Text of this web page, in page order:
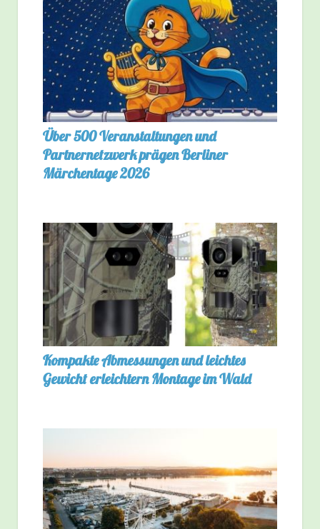
Über 500 Veranstaltungen und
Partnernetzwerk prägen Berliner
Märchentage 2026
Kompakte Abmessungen und leichtes
Gewicht erleichtern Montage im Wald